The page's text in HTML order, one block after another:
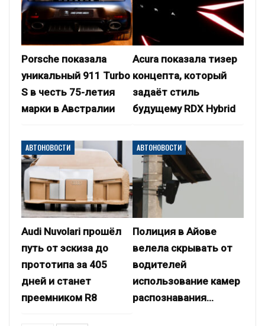
Porsche показала
уникальный 911 Turbo
S в честь 75-летия
марки в Австралии
Acura показала тизер
концепта, который
задаёт стиль
будущему RDX Hybrid
АВТОНОВОСТИ
Audi Nuvolari прошёл
путь от эскиза до
прототипа за 405
дней и станет
преемником R8
АВТОНОВОСТИ
Полиция в Айове
велела скрывать от
водителей
использование камер
распознавания…